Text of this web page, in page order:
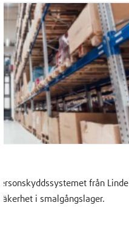
från Linde
i smalgångslager.